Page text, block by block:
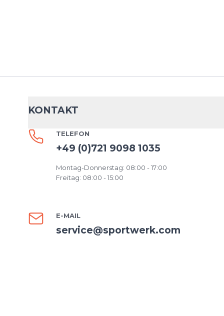
KONTAKT
TELEFON
+49 (0)721 9098 1035
Montag-Donnerstag: 08:00 - 17:00
Freitag: 08:00 - 15:00
E-MAIL
service@sportwerk.com